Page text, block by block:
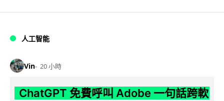
人工智能
Vin 20 小時
ChatGPT 免費呼叫 Adobe 一句話跨軟